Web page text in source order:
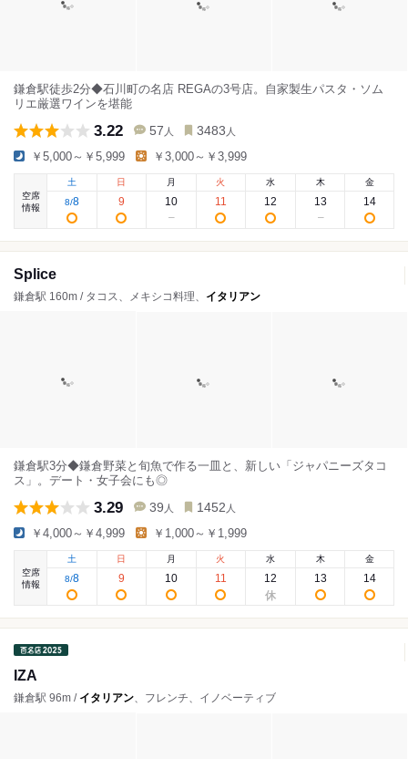
鎌倉駅徒歩2分◆石川町の名店 REGAの3号店。自家製生パスタ・ソム
リエ厳選ワインを堪能
3.22 57 人 3483 人
￥5,000～￥5,999 ￥3,000～￥3,999
空席
情報
土
8/8
日
9
月
10
火
11
水
12
木
13
金
14
Splice
鎌倉駅 160m / タコス、メキシコ料理、 イタリアン
鎌倉駅3分◆鎌倉野菜と旬魚で作る一皿と、新しい「ジャパニーズタコ
ス」。デート・女子会にも◎
3.29 39 人 1452 人
￥4,000～￥4,999 ￥1,000～￥1,999
空席
情報
土
8/8
日
9
月
10
火
11
水
12
木
13
金
14
IZA
鎌倉駅 96m / イタリアン、フレンチ、イノベーティブ